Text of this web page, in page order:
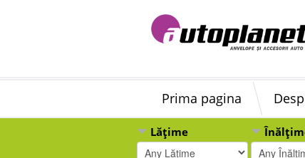
Prima pagina
Lățime